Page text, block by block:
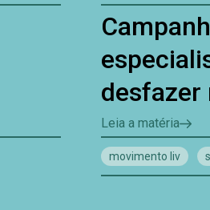
desfazer
saúde
onde
Leia a matéria
movimento liv